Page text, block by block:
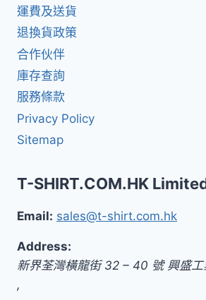
運費及送貨
退換貨政策
合作伙伴
庫存查詢
服務條款
Privacy Policy
Sitemap
T-SHIRT.COM.HK
Email: sales@t-shirt.com.hk
Address:
新界荃灣橫龍街 32 – 40 號 興盛
,